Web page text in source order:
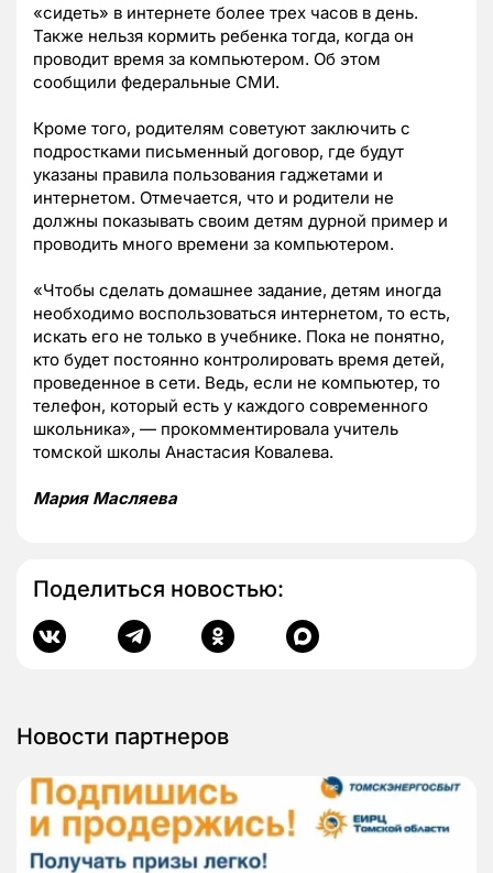
«сидеть» в интернете более трех часов в день.
Также нельзя кормить ребенка тогда, когда он
проводит время за компьютером. Об этом
сообщили федеральные СМИ.
Кроме того, родителям советуют заключить с
подростками письменный договор, где будут
указаны правила пользования гаджетами и
интернетом. Отмечается, что и родители не
должны показывать своим детям дурной пример и
проводить много времени за компьютером.
«Чтобы сделать домашнее задание, детям иногда
необходимо воспользоваться интернетом, то есть,
искать его не только в учебнике. Пока не понятно,
кто будет постоянно контролировать время детей,
проведенное в сети. Ведь, если не компьютер, то
телефон, который есть у каждого современного
школьника», — прокомментировала учитель
томской школы Анастасия Ковалева.
Мария Масляева
Поделиться новостью:
Новости партнеров